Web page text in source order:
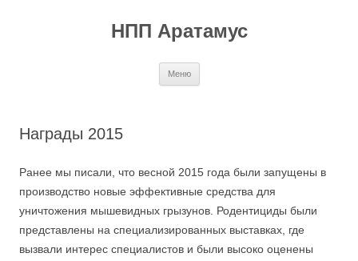
НПП Аратамус
Меню
Награды 2015
Ранее мы писали, что весной 2015 года были запущены в
производство новые эффективные средства для
уничтожения мышевидных грызунов. Родентициды были
представлены на специализированных выставках, где
вызвали интерес специалистов и были высоко оценены